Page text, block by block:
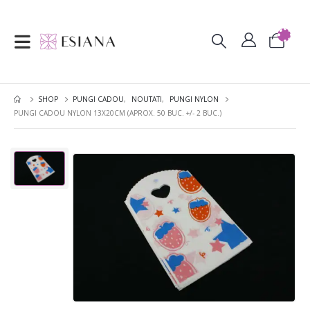
SHOP PUNGI CADOU, NOUTATI,
PUNGI NYLON
PUNGI CADOU NYLON 13X20CM (APROX. 50 BUC. +/- 2 BUC.)